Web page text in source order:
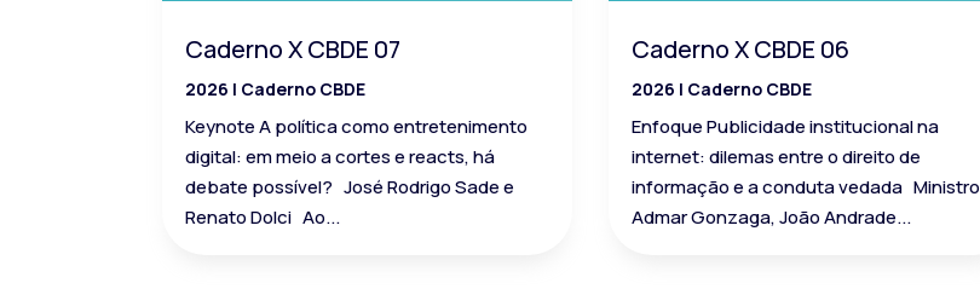
Caderno X CBDE 07
2026 | Caderno CBDE
Keynote A política como entretenimento
digital: em meio a cortes e reacts, há
debate possível? José Rodrigo Sade e
Renato Dolci Ao...
Caderno X CBDE 06
2026 | Caderno CBDE
Enfoque Publicidade institucional na
internet: dilemas entre o direito de
informação e a conduta vedada Ministro
Admar Gonzaga, João Andrade...